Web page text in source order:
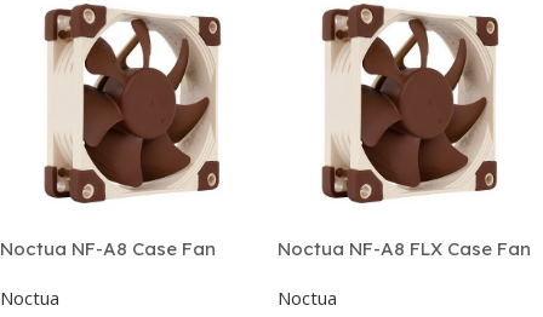
Noctua NF-A8 Case Fan
Καφέ
Noctua
Noctua NF-A8 FLX Case Fan
Noctua